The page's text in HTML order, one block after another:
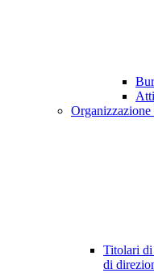
Organizzazione
Titolari
di